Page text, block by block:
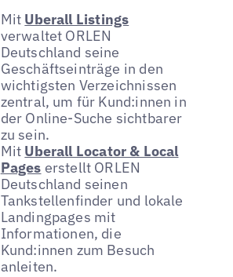
Mit Uberall Listings
verwaltet ORLEN
Deutschland seine
Geschäftseinträge in den
wichtigsten Verzeichnissen
zentral, um für Kund:innen in
der Online-Suche sichtbarer
zu sein.
Mit Uberall Locator & Local
Pages erstellt ORLEN
Deutschland seinen
Tankstellenfinder und lokale
Landingpages mit
Informationen, die
Kund:innen zum Besuch
anleiten.